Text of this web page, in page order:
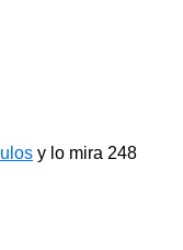
y lo mira 248